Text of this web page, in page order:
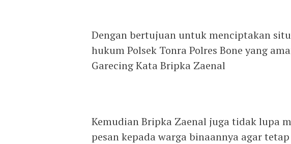
Dengan bertujuan untuk menciptakan
hukum Polsek Tonra Polres Bone yang
Garecing Kata Bripka Zaenal
Kemudian Bripka Zaenal juga tidak lupa
pesan kepada warga binaannya agar